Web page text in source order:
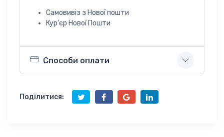
Самовивіз з Нової пошти
Кур'єр Нової Пошти
Способи оплати
Поділитися: